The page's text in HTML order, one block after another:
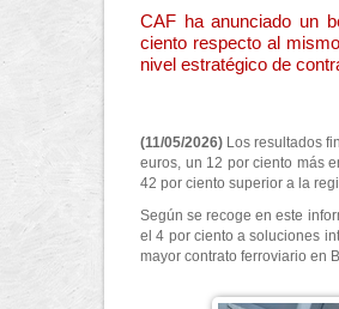
CAF ha anunciado un
ciento respecto al
nivel estratégico de
(11/05/2026) Los resultados
euros, un 12 por ciento más
42 por ciento superior a la
Según se recoge en este
el 4 por ciento a soluciones
mayor contrato ferroviario en